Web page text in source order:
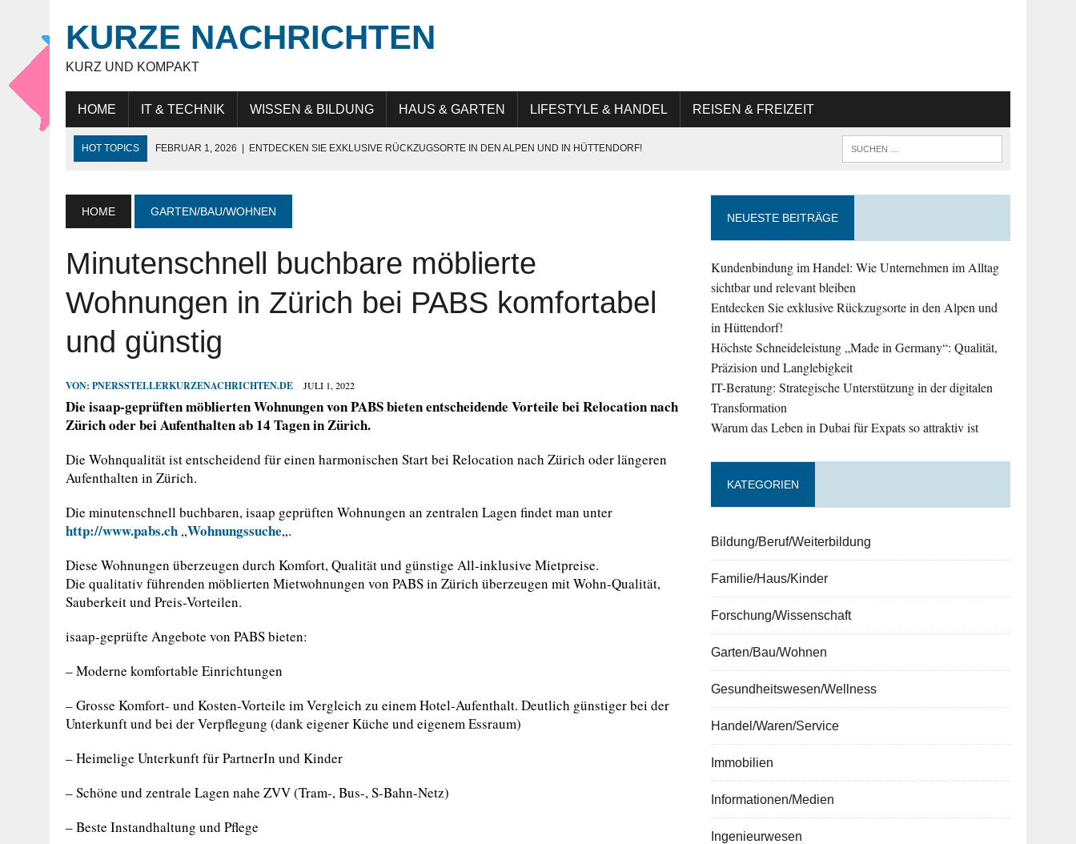
KURZE NACHRICHTEN
KURZ UND KOMPAKT
HOME IT & TECHNIK WISSEN & BILDUNG HAUS & GARTEN LIFESTYLE & HANDEL REISEN & FREIZEIT
HOT TOPICS FEBRUAR 1, 2026 ENTDECKEN SIE EXKLUSIVE RÜCKZUGSORTE IN DEN ALPEN UND IN HÜTTENDORF!
JULI 9, 2025 | WARUM DAS LEBEN IN DUBAI FÜR EXPATS SO ATTRAKTIV IST
MAI 18, 2026 KUNDENBINDUNG IM HANDEL: WIE UNTERNEHMEN IM ALLTAG SICHTBAR UND RELEVANT BLEIBEN
HOME GARTEN/BAU/WOHNEN
Minutenschnell buchbare möblierte
Wohnungen in Zürich bei PABS komfortabel
und günstig
VON: PNERSSTELLERKURZENACHRICHTEN.DE JULI 1, 2022
Die isaap-geprüften möblierten Wohnungen von PABS bieten entscheidende Vorteile bei Relocation nach
Zürich oder bei Aufenthalten ab 14 Tagen in Zürich.
Die Wohnqualität ist entscheidend für einen harmonischen Start bei Relocation nach Zürich oder längeren
Aufenthalten in Zürich.
Die minutenschnell buchbaren, isaap geprüften Wohnungen an zentralen Lagen findet man unter
http://www.pabs.ch„Wohnungssuche„.
Diese Wohnungen überzeugen durch Komfort, Qualität und günstige All-inklusive Mietpreise.
Die qualitativ führenden möblierten Mietwohnungen von PABS in Zürich überzeugen mit Wohn-Qualität,
Sauberkeit und Preis-Vorteilen.
isaap-geprüfte Angebote von PABS bieten:
– Moderne komfortable Einrichtungen
– Grosse Komfort- und Kosten-Vorteile im Vergleich zu einem Hotel-Aufenthalt. Deutlich günstiger bei der
Unterkunft und bei der Verpflegung (dank eigener Küche und eigenem Essraum)
– Heimelige Unterkunft für PartnerIn und Kinder
– Schöne und zentrale Lagen nahe ZVV (Tram-, Bus-, S-Bahn-Netz)
– Beste Instandhaltung und Pflege
NEUESTE BEITRÄGE
Kundenbindung im Handel: Wie Unternehmen im Alltag
sichtbar und relevant bleiben
Entdecken Sie exklusive Rückzugsorte in den Alpen und
in Hüttendorf!
Höchste Schneideleistung „Made in Germany“: Qualität,
Präzision und Langlebigkeit
IT-Beratung: Strategische Unterstützung in der digitalen
Transformation
Warum das Leben in Dubai für Expats so attraktiv ist
KATEGORIEN
Bildung/Beruf/Weiterbildung
Familie/Haus/Kinder
Forschung/Wissenschaft
Garten/Bau/Wohnen
Gesundheitswesen/Wellness
Handel/Waren/Service
Immobilien
Informationen/Medien
Ingenieurwesen